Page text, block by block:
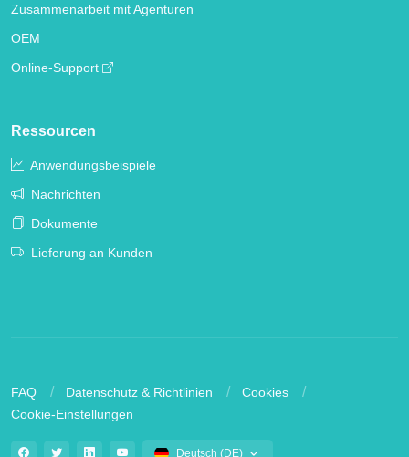
Zusammenarbeit mit Agenturen
OEM
Online-Support
Ressourcen
Anwendungsbeispiele
Nachrichten
Dokumente
Lieferung an Kunden
FAQ Datenschutz & Richtlinien
Cookies
Cookie-Einstellungen
Deutsch (DE)